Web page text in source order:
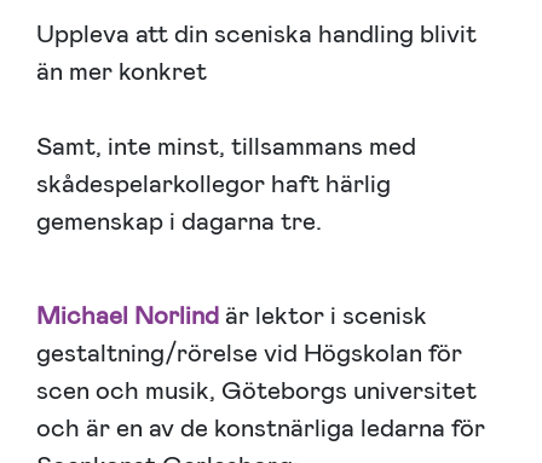
Uppleva att din sceniska handling blivit
än mer konkret
Samt, inte minst, tillsammans med
skådespelarkollegor haft härlig
gemenskap i dagarna tre.
Michael Norlind är lektor i scenisk
gestaltning/rörelse vid Högskolan för
scen och musik, Göteborgs universitet
och är en av de konstnärliga ledarna för